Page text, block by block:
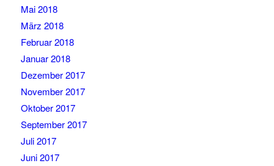
Mai 2018
März 2018
Februar 2018
Januar 2018
Dezember 2017
November 2017
Oktober 2017
September 2017
Juli 2017
Juni 2017